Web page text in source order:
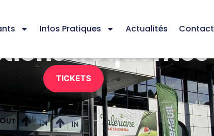
Infos Pratiques Actualités Contact
fréquentes
TICKETS